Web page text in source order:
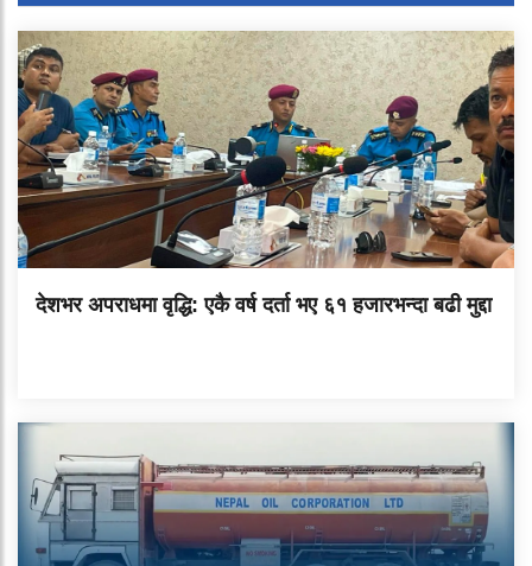
देशभर अपराधमा वृद्धि: एकै वर्ष दर्ता भए ६१ हजारभन्दा बढी मुद्दा